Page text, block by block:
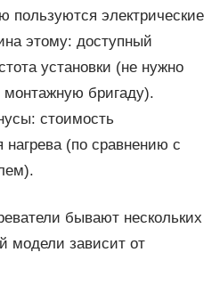
пользуются электрические
этому: доступный
установки (не нужно
бригаду).
стоимость
нагрева (по сравнению с
бывают нескольких
модели зависит от